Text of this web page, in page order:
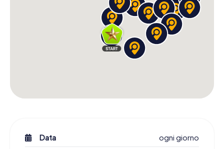
Data
ogni giorno